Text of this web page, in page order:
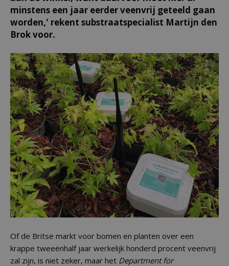
minstens een jaar eerder veenvrij geteeld gaan
worden,' rekent substraatspecialist Martijn den
Brok voor.
Of de Britse markt voor bomen en planten over een
krappe tweeënhalf jaar werkelijk honderd procent veenvrij
zal zijn, is niet zeker, maar het Department for